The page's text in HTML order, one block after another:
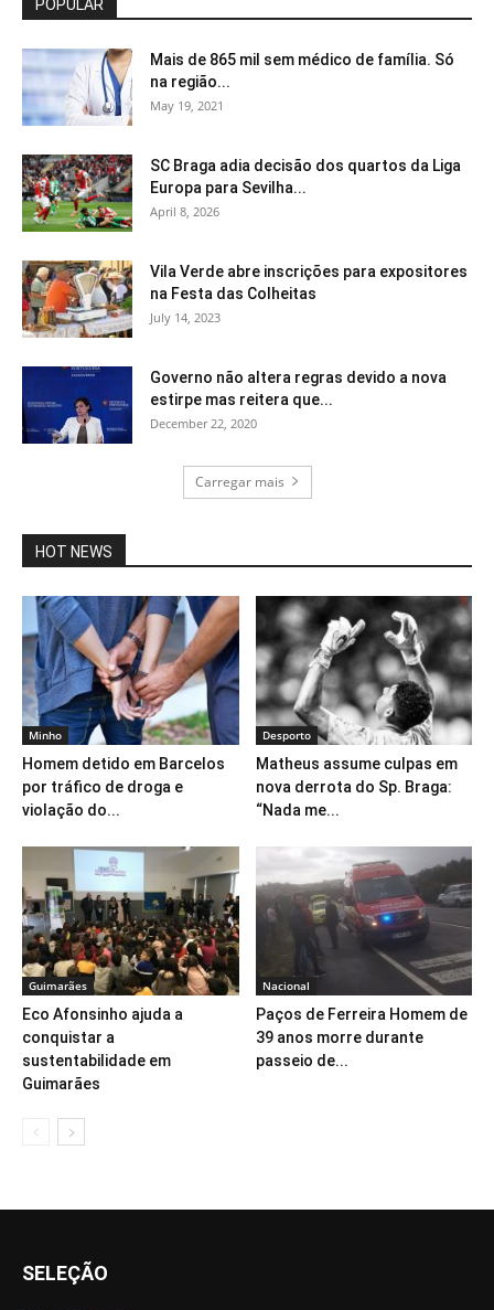
POPULAR
Mais de 865 mil sem médico de família. Só
na região...
May 19, 2021
SC Braga adia decisão dos quartos da Liga
Europa para Sevilha...
April 8, 2026
Vila Verde abre inscrições para expositores
na Festa das Colheitas
July 14, 2023
Governo não altera regras devido a nova
estirpe mas reitera que...
December 22, 2020
Carregar mais
HOT NEWS
Minho
Homem detido em Barcelos
por tráfico de droga e
violação do...
Desporto
Matheus assume culpas em
nova derrota do Sp. Braga:
“Nada me...
Guimarães
Eco Afonsinho ajuda a
conquistar a
sustentabilidade em
Guimarães
Nacional
Paços de Ferreira Homem de
39 anos morre durante
passeio de...
SELEÇÃO